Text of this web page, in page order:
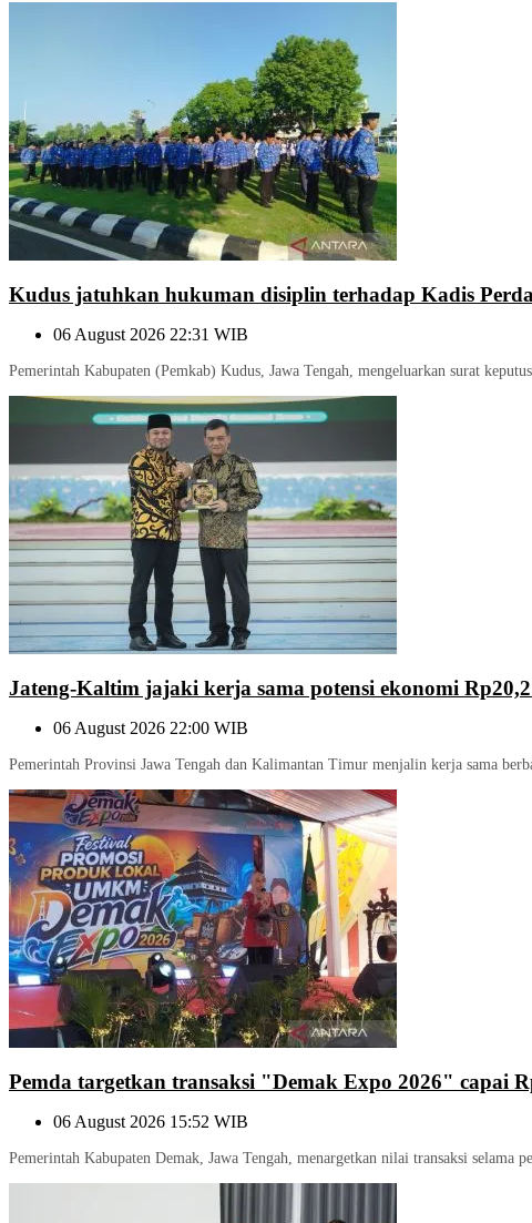
Kudus jatuhkan hukuman disiplin terhadap Kadis
06 August 2026 22:31 WIB
Pemerintah Kabupaten (Pemkab) Kudus, Jawa Tengah, mengeluarkan surat
Jateng-Kaltim jajaki kerja sama potensi ekonomi
06 August 2026 22:00 WIB
Pemerintah Provinsi Jawa Tengah dan Kalimantan Timur menjalin kerja sama
Pemda targetkan transaksi "Demak Expo 2026" capai
06 August 2026 15:52 WIB
Pemerintah Kabupaten Demak, Jawa Tengah, menargetkan nilai transaksi